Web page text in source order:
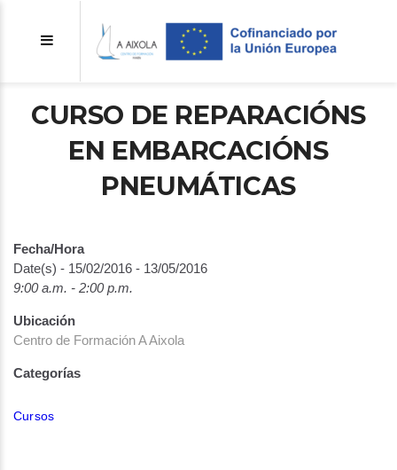
CURSO DE REPARACIÓNS
EN EMBARCACIÓNS
PNEUMÁTICAS
Fecha/Hora
Date(s) - 15/02/2016 - 13/05/2016
9:00 a.m. - 2:00 p.m.
Ubicación
Centro de Formación A Aixola
Categorías
Cursos